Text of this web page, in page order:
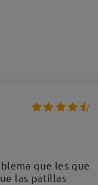
que les que
las patillas